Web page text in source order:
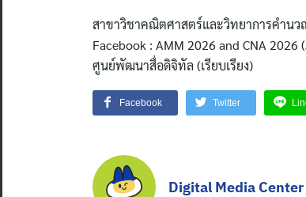
สาขาวิชาคณิตศาสตร์และวิทยาการคำน
Facebook : AMM 2026 and CNA 2026
ศูนย์พัฒนาสื่อดิจิทัล (เรียบเรียง)
Facebook Twitter
Digital Media Center